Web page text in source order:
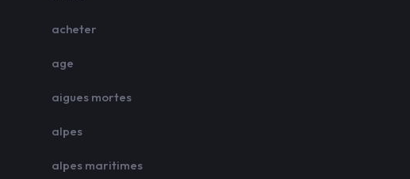
acheter
age
aigues mortes
alpes
alpes maritimes